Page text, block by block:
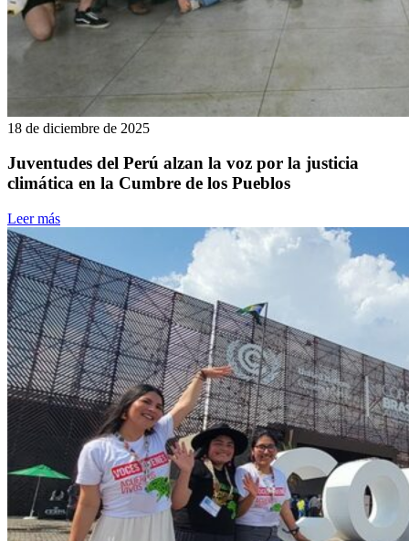
18 de diciembre de 2025
Juventudes del Perú alzan la voz por la justicia
climática en la Cumbre de los Pueblos
Leer más